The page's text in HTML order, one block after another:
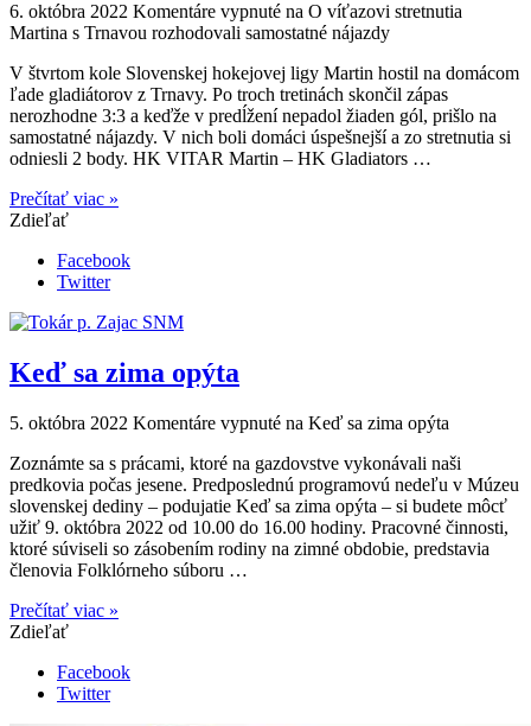
6. októbra 2022 Komentáre vypnuté na O víťazovi stretnutia
Martina s Trnavou rozhodovali samostatné nájazdy
V štvrtom kole Slovenskej hokejovej ligy Martin hostil na domácom
ľade gladiátorov z Trnavy. Po troch tretinách skončil zápas
nerozhodne 3:3 a keďže v predĺžení nepadol žiaden gól, prišlo na
samostatné nájazdy. V nich boli domáci úspešnejší a zo stretnutia si
odniesli 2 body. HK VITAR Martin – HK Gladiators …
Prečítať viac »
Zdieľať
Facebook
Twitter
Keď sa zima opýta
5. októbra 2022 Komentáre vypnuté na Keď sa zima opýta
Zoznámte sa s prácami, ktoré na gazdovstve vykonávali naši
predkovia počas jesene. Predposlednú programovú nedeľu v Múzeu
slovenskej dediny – podujatie Keď sa zima opýta – si budete môcť
užiť 9. októbra 2022 od 10.00 do 16.00 hodiny. Pracovné činnosti,
ktoré súviseli so zásobením rodiny na zimné obdobie, predstavia
členovia Folklórneho súboru …
Prečítať viac »
Zdieľať
Facebook
Twitter